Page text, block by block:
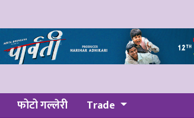
फोटो गल्लेरी Trade